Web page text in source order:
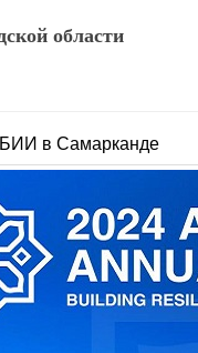
области
в Самарканде